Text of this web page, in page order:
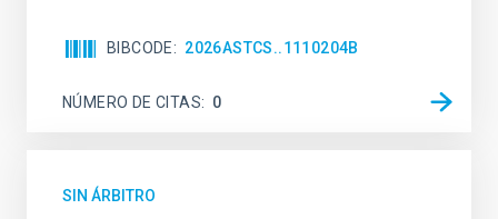
BIBCODE 2026ASTCS..1110204B
NÚMERO DE CITAS 0
SIN ÁRBITRO